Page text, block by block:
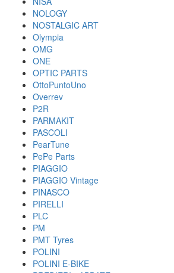
NOLOGY
NOSTALGIC ART
Olympia
OMG
ONE
OPTIC PARTS
OttoPuntoUno
Overrev
P2R
PARMAKIT
PASCOLI
PearTune
PePe Parts
PIAGGIO
PIAGGIO Vintage
PINASCO
PIRELLI
PLC
PM
PMT Tyres
POLINI
POLINI E-BIKE